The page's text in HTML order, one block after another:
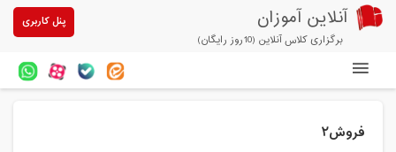
آنلاین آموزان
برگزاری کلاس آنلاین (10روز رایگان)
پنل کاربری
فروش۲